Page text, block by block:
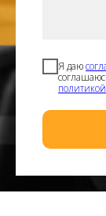
Я даю